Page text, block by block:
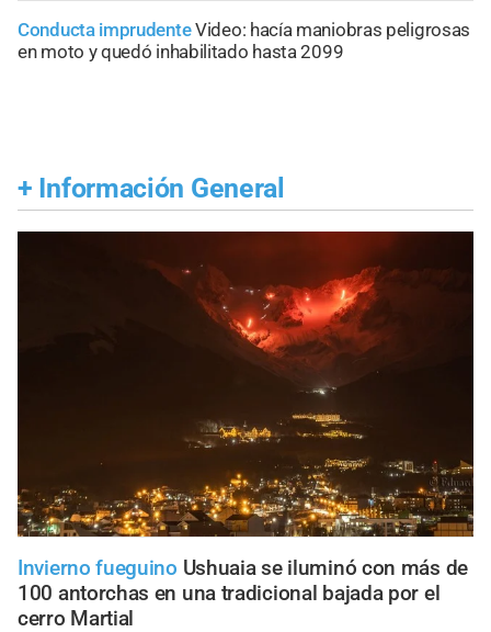
Conducta imprudenteVideo: hacía maniobras peligrosas
en moto y quedó inhabilitado hasta 2099
+ Información General
Invierno fueguino Ushuaia se iluminó con más de
100 antorchas en una tradicional bajada por el
cerro Martial